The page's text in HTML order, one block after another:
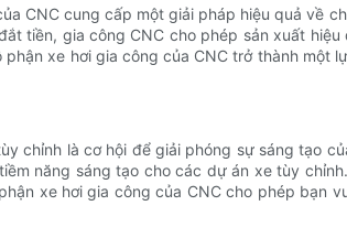
CNC cung cấp một giải pháp hiệu quả về
tiền, gia công CNC cho phép sản xuất
xe hơi gia công của CNC trở thành một
chỉnh là cơ hội để giải phóng sự sáng tạo
năng sáng tạo cho các dự án xe tùy
xe hơi gia công của CNC cho phép bạn